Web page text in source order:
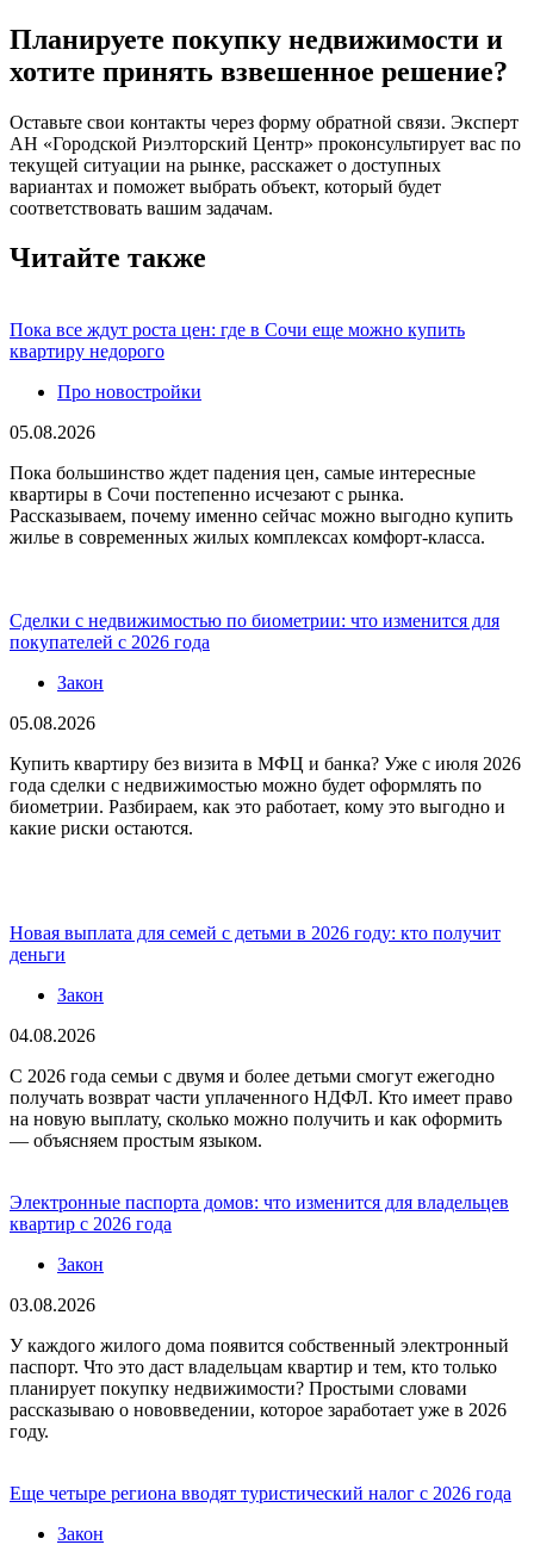
Планируете покупку недвижимости и
хотите принять взвешенное решение?
Оставьте свои контакты через форму обратной связи. Эксперт
АН «Городской Риэлторский Центр» проконсультирует вас по
текущей ситуации на рынке, расскажет о доступных
вариантах и поможет выбрать объект, который будет
соответствовать вашим задачам.
Читайте также
Пока все ждут роста цен: где в Сочи еще можно купить
квартиру недорого
Про новостройки
05.08.2026
Пока большинство ждет падения цен, самые интересные
квартиры в Сочи постепенно исчезают с рынка.
Рассказываем, почему именно сейчас можно выгодно купить
жилье в современных жилых комплексах комфорт-класса.
Сделки с недвижимостью по биометрии: что изменится для
покупателей с 2026 года
Закон
05.08.2026
Купить квартиру без визита в МФЦ и банка? Уже с июля 2026
года сделки с недвижимостью можно будет оформлять по
биометрии. Разбираем, как это работает, кому это выгодно и
какие риски остаются.
Новая выплата для семей с детьми в 2026 году: кто получит
деньги
Закон
04.08.2026
С 2026 года семьи с двумя и более детьми смогут ежегодно
получать возврат части уплаченного НДФЛ. Кто имеет право
на новую выплату, сколько можно получить и как оформить
— объясняем простым языком.
Электронные паспорта домов: что изменится для владельцев
квартир с 2026 года
Закон
03.08.2026
У каждого жилого дома появится собственный электронный
паспорт. Что это даст владельцам квартир и тем, кто только
планирует покупку недвижимости? Простыми словами
рассказываю о нововведении, которое заработает уже в 2026
году.
Еще четыре региона вводят туристический налог с 2026 года
Закон